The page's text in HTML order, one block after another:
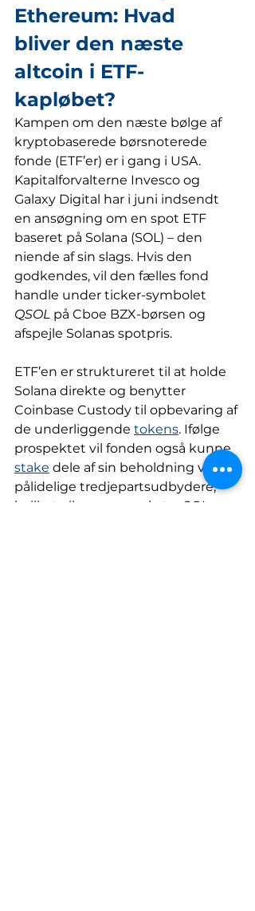
Ethereum: Hvad
bliver den næste
altcoin i ETF-
kapløbet?
Kampen om den næste bølge af
kryptobaserede børsnoterede
fonde (ETF’er) er i gang i USA.
Kapitalforvalterne Invesco og
Galaxy Digital har i juni indsendt
en ansøgning om en spot ETF
baseret på Solana (SOL) – den
niende af sin slags. Hvis den
godkendes, vil den fælles fond
handle under ticker-symbolet
QSOL på Cboe BZX-børsen og
afspejle Solanas spotpris.
ETF’en er struktureret til at holde
Solana direkte og benytter
Coinbase Custody til opbevaring af
de underliggende tokens. Ifølge
prospektet vil fonden også kunne
stake dele af sin beholdning via
pålidelige tredjepartsudbydere,
hvilket vil generere ekstra SOL